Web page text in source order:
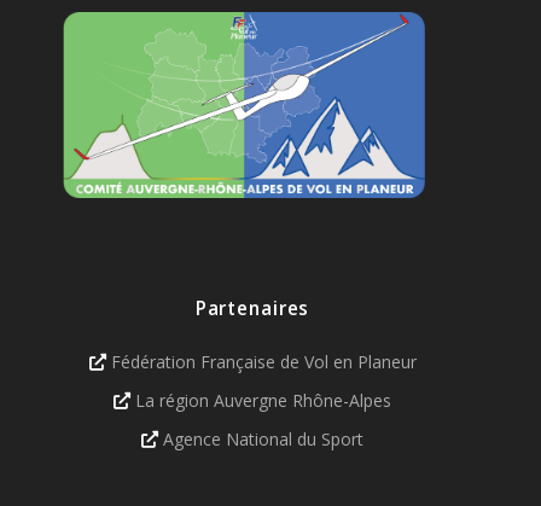
Partenaires
Fédération Française de Vol en Planeur
La région Auvergne Rhône-Alpes
Agence National du Sport